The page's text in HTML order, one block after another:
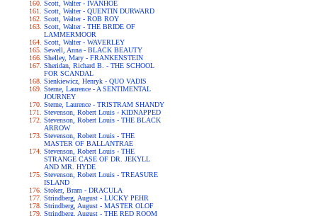
Scott, Walter - IVANHOE
Scott, Walter - QUENTIN DURWARD
Scott, Walter - ROB ROY
Scott, Walter - THE BRIDE OF
LAMMERMOOR
Scott, Walter - WAVERLEY
Sewell, Anna - BLACK BEAUTY
Shelley, Mary - FRANKENSTEIN
Sheridan, Richard B. - THE SCHOOL
FOR SCANDAL
Sienkiewicz, Henryk - QUO VADIS
Sterne, Laurence - A SENTIMENTAL
JOURNEY
Sterne, Laurence - TRISTRAM SHANDY
Stevenson, Robert Louis - KIDNAPPED
Stevenson, Robert Louis - THE BLACK
ARROW
Stevenson, Robert Louis - THE
MASTER OF BALLANTRAE
Stevenson, Robert Louis - THE
STRANGE CASE OF DR. JEKYLL
AND MR. HYDE
Stevenson, Robert Louis - TREASURE
ISLAND
Stoker, Bram - DRACULA
Strindberg, August - LUCKY PEHR
Strindberg, August - MASTER OLOF
Strindberg, August - THE RED ROOM